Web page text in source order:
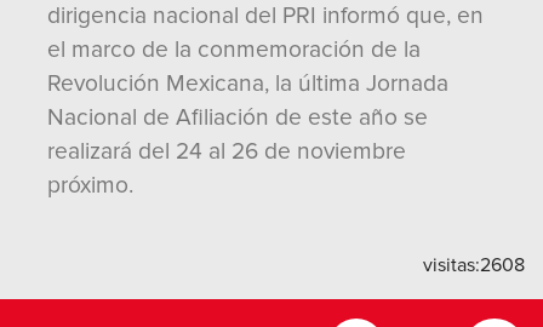
dirigencia nacional del PRI informó que, en
el marco de la conmemoración de la
Revolución Mexicana, la última Jornada
Nacional de Afiliación de este año se
realizará del 24 al 26 de noviembre
próximo.
visitas:2608